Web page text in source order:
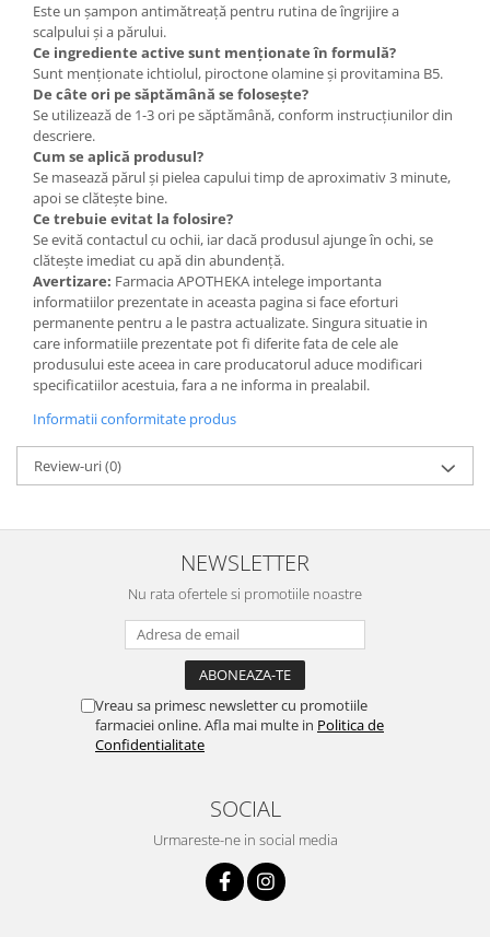
Este un șampon antimătreață pentru rutina de îngrijire a
scalpului și a părului.
Ce ingrediente active sunt menționate în formulă?
Sunt menționate ichtiolul, piroctone olamine și provitamina B5.
De câte ori pe săptămână se folosește?
Se utilizează de 1-3 ori pe săptămână, conform instrucțiunilor din
descriere.
Cum se aplică produsul?
Se masează părul și pielea capului timp de aproximativ 3 minute,
apoi se clătește bine.
Ce trebuie evitat la folosire?
Se evită contactul cu ochii, iar dacă produsul ajunge în ochi, se
clătește imediat cu apă din abundență.
Avertizare: Farmacia APOTHEKA intelege importanta
informatiilor prezentate in aceasta pagina si face eforturi
permanente pentru a le pastra actualizate. Singura situatie in
care informatiile prezentate pot fi diferite fata de cele ale
produsului este aceea in care producatorul aduce modificari
specificatiilor acestuia, fara a ne informa in prealabil.
Informatii conformitate produs
Review-uri(0)
NEWSLETTER
Nu rata ofertele si promotiile noastre
Vreau sa primesc newsletter cu promotiile
farmaciei online. Afla mai multe in Politica de
Confidentialitate
SOCIAL
Urmareste-ne in social media